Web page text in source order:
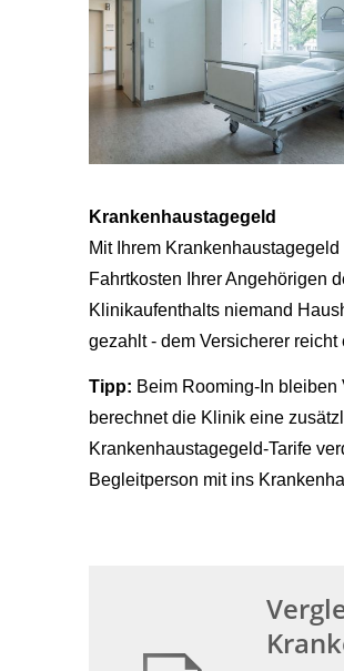
Krankenhaustagegeld
Mit Ihrem
Fahrtkosten Ihrer Angehörigen
Klinikaufenthalts niemand
gezahlt - dem Versicherer
Tipp: Beim Rooming-In
berechnet die Klinik eine
Krankenhaustagegeld-Tarife
Begleitperson mit ins